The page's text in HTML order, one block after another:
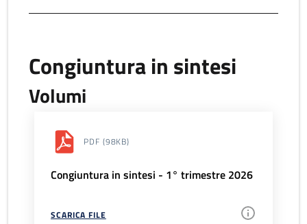
Congiuntura in sintesi
Volumi
PDF (98KB)
Congiuntura in sintesi - 1° trimestre 2026
SCARICA FILE